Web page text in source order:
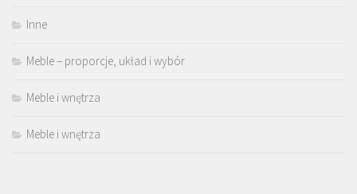
Inne
Meble – proporcje, układ i wybór
Meble i wnętrza
Meble i wnętrza